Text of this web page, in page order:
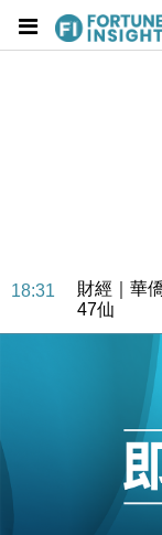
18:31
財經｜華
47仙
財經｜滙
及消費表現
本地｜假
損失近
財經｜日
15:47
財經｜恒